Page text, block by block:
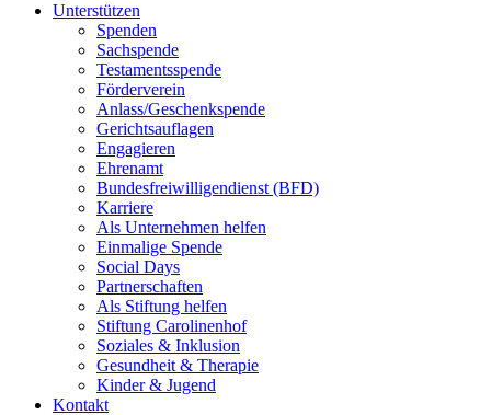
Unterstützen
Spenden
Sachspende
Testamentsspende
Förderverein
Anlass/Geschenkspende
Gerichtsauflagen
Engagieren
Ehrenamt
Bundesfreiwilligendienst (BFD)
Karriere
Als Unternehmen helfen
Einmalige Spende
Social Days
Partnerschaften
Als Stiftung helfen
Stiftung Carolinenhof
Soziales & Inklusion
Gesundheit & Therapie
Kinder & Jugend
Kontakt